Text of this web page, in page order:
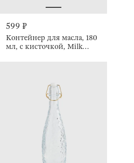
599 ₽
Контейнер для масла, 180
мл, с кисточкой, Milk